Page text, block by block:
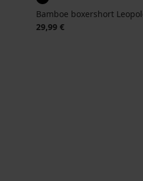
Bamboe boxershort
29,99 €